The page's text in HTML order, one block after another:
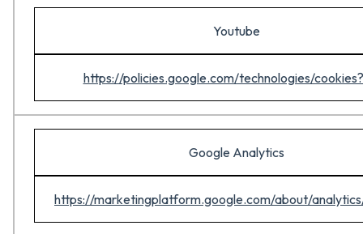
Youtube
https://policies.google.com/technologies/
Google Analytics
https://marketingplatform.google.com/about/